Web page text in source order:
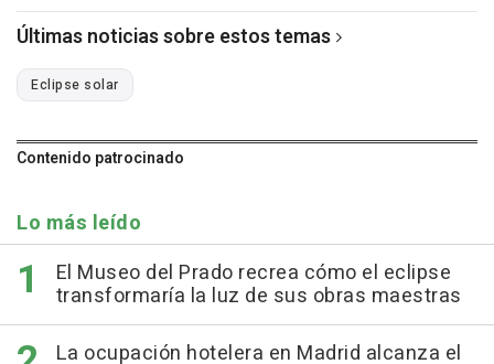
Últimas noticias sobre estos temas
Eclipse solar
Contenido patrocinado
Lo más leído
El Museo del Prado recrea cómo el eclipse
transformaría la luz de sus obras maestras
La ocupación hotelera en Madrid alcanza el